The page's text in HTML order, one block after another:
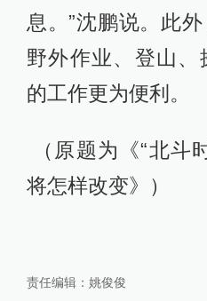
息。”沈鹏说。此
野外作业、登山
的工作更为便利。
（原题为《“北斗
将怎样改变》）
责任编辑： 姚俊俊